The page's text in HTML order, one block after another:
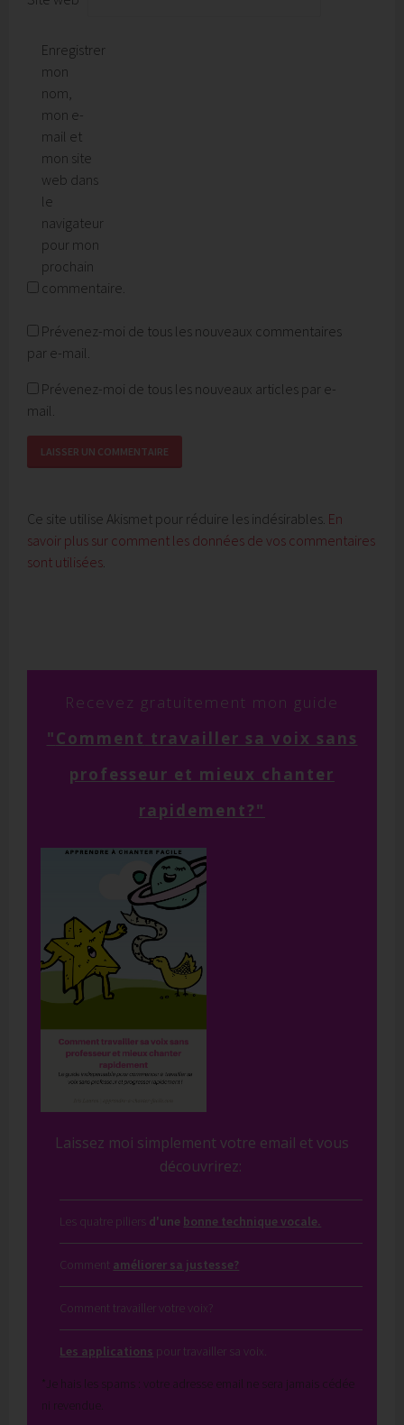
Enregistrer
mon
nom,
mon e-
mail et
mon site
web dans
le
navigateur
pour mon
prochain
commentaire.
Prévenez-moi de tous les nouveaux commentaires
par e-mail.
Prévenez-moi de tous les nouveaux articles par e-
mail.
Ce site utilise Akismet pour réduire les indésirables. En
savoir plus sur comment les données de vos commentaires
sont utilisées
Recevez gratuitement mon guide
"Comment travailler sa voix sans
professeur et mieux chanter
rapidement?"
Laissez moi simplement votre email et vous
découvrirez:
Les quatre piliers d'une bonne technique vocale.
Comment améliorer sa justesse?
Comment travailler votre voix?
Les applications pour travailler sa voix.
*Je hais les spams : votre adresse email ne sera jamais cédée
ni revendue.